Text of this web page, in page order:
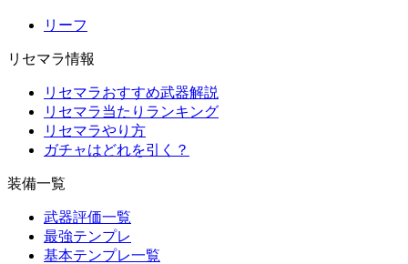
リーフ
リセマラ情報
リセマラおすすめ武器解説
リセマラ当たりランキング
リセマラやり方
ガチャはどれを引く？
装備一覧
武器評価一覧
最強テンプレ
基本テンプレ一覧